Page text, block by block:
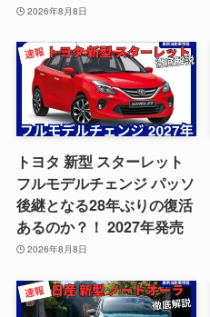
2026年8月8日
トヨタ 新型 スターレット
フルモデルチェンジ パッソ
後継となる28年ぶりの復活
あるのか？！ 2027年発売
2026年8月8日